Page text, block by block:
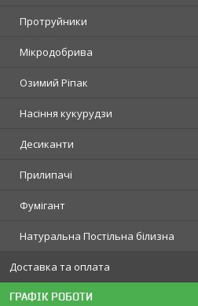
Протруйники
Мікродобрива
Озимий Ріпак
Насіння кукурудзи
Десиканти
Прилипачі
Фумігант
Натуральна Постільна білизна
Доставка та оплата
ГРАФІК РОБОТИ